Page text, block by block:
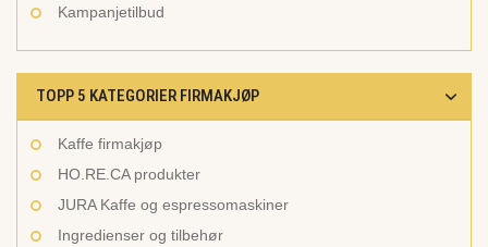
Kampanjetilbud
TOPP 5 KATEGORIER FIRMAKJØP
Kaffe firmakjøp
HO.RE.CA produkter
JURA Kaffe og espressomaskiner
Ingredienser og tilbehør